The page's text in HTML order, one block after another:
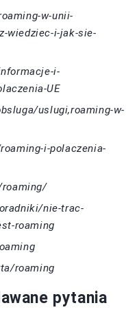
w-unii-
wiedziec-i-jak-sie-
i-
UE
uslugi,roaming-w-
i-polaczenia-
nie-trac-
roaming
roaming
pytania